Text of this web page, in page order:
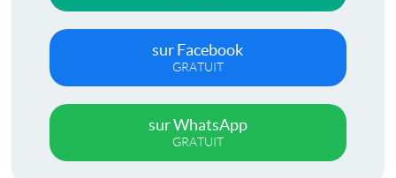
sur Facebook
GRATUIT
sur WhatsApp
GRATUIT